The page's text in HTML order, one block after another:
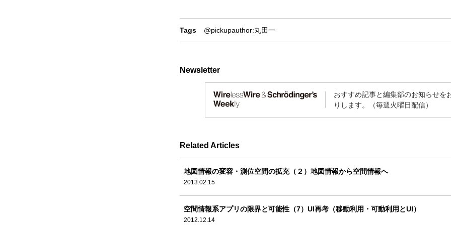
Tags @pickupauthor:丸田一
Newsletter
おすすめ記事と編集部のお知らせを
りします。（毎週火曜日配信）
Related Articles
地図情報の変容・測位空間の拡充（２）地図情報から空間情報へ
2013.02.15
空間情報系アプリの限界と可能性（7）UI再考（移動利用・可動利用とUI）
2012.12.14